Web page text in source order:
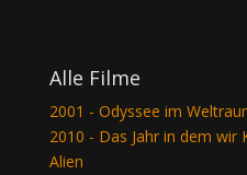
Alle Filme
2001 - Odyssee im
2010 - Das Jahr in dem wir
Alien